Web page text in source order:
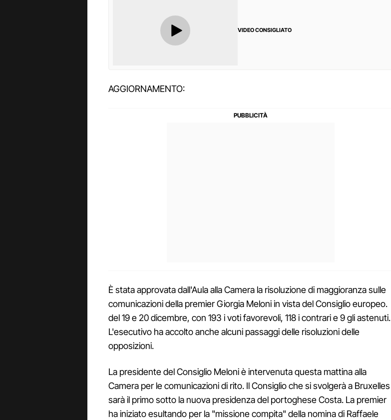
VIDEO CONSIGLIATO
AGGIORNAMENTO:
È stata approvata dall'Aula alla Camera la risoluzione di maggioranza sulle
comunicazioni della premier Giorgia Meloni in vista del Consiglio europeo.
del 19 e 20 dicembre, con 193 i voti favorevoli, 118 i contrari e 9 gli astenuti.
L'esecutivo ha accolto anche alcuni passaggi delle risoluzioni delle
opposizioni.
La presidente del Consiglio Meloni è intervenuta questa mattina alla
Camera per le comunicazioni di rito. Il Consiglio che si svolgerà a Bruxelles
sarà il primo sotto la nuova presidenza del portoghese Costa. La premier
ha iniziato esultando per la "missione compita" della nomina di Raffaele